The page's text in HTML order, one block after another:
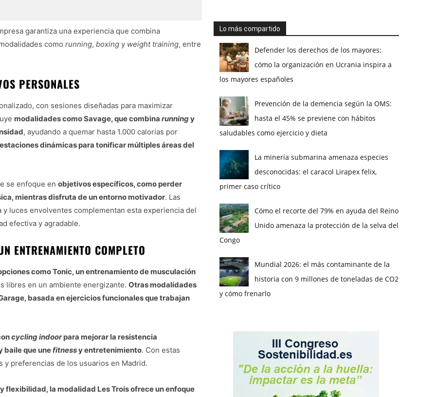
garantiza una experiencia que combina
como running, boxing y weight training, entre
PERSONALES
con sesiones diseñadas para maximizar
modalidades como Savage, que combina runningy
, ayudando a quemar hasta 1.000 calorías por
dinámicas para tonificar múltiples áreas del
se enfoque en objetivos específicos, como perder
mientras disfruta de un entorno motivador. Las
luces envolventes complementan esta experiencia del
efectiva y agradable.
ENTRENAMIENTO COMPLETO
como Tonic, un entrenamiento de musculación
libres en un ambiente energizante. Otras modalidades
basada en ejercicios funcionales que trabajan
cycling indoorpara mejorar la resistencia
baile que unefitnessy entretenimiento. Con estas
preferencias de los usuarios en Madrid.
flexibilidad, la modalidad Les Trois ofrece un enfoque
Lo más compartido
Defender los derechos de los mayores:
cómo la organización en Ucrania inspira a
los mayores españoles
Prevención de la demencia según la OMS:
hasta el 45% se previene con hábitos
saludables como ejercicio y dieta
La minería submarina amenaza especies
desconocidas: el caracol Lirapex felix,
primer caso crítico
Cómo el recorte del 79% en ayuda del Reino
Unido amenaza la protección de la selva del
Congo
Mundial 2026: el más contaminante de la
historia con 9 millones de toneladas de CO2
y cómo frenarlo